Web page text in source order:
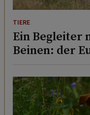
TIERE
Ein Begleiter
Beinen: der